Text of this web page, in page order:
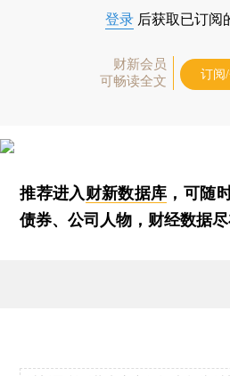
登录 后获取已订阅
财新会员
可畅读全文
订阅
推荐进入财新数据库 ，可随
债券、公司人物，财经数据尽